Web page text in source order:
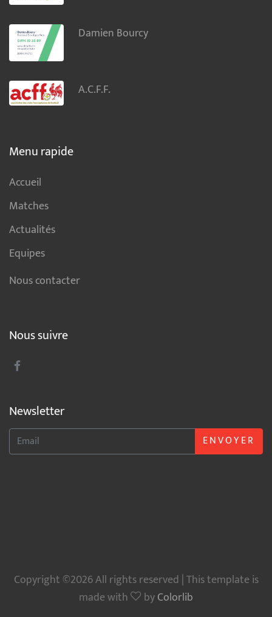
Damien Bourcy
A.C.F.F.
Menu rapide
Accueil
Matches
Actualités
Equipes
Nous contacter
Nous suivre
Newsletter
ENVOYER
Copyright ©2026 All rights reserved | This template is
made with
byColorlib